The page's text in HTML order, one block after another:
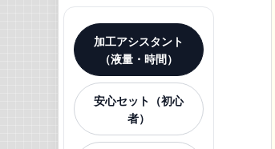
加工アシスタント
（液量・時間）
安心セット（初心
者）